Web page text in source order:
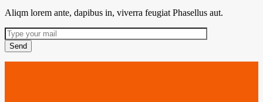
Aliqm lorem ante, dapibus in, viverra feugiat Phasellus aut.
Send